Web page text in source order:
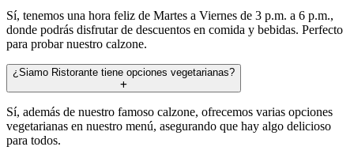
Sí, tenemos una hora feliz de Martes a Viernes de 3 p.m. a 6 p.m.,
donde podrás disfrutar de descuentos en comida y bebidas. Perfecto
para probar nuestro calzone.
¿Siamo Ristorante tiene opciones vegetarianas?
Sí, además de nuestro famoso calzone, ofrecemos varias opciones
vegetarianas en nuestro menú, asegurando que hay algo delicioso
para todos.